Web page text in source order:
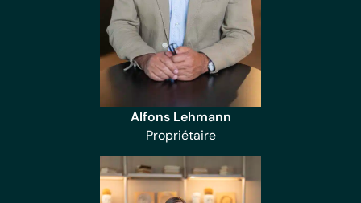
Alfons Lehmann
Propriétaire